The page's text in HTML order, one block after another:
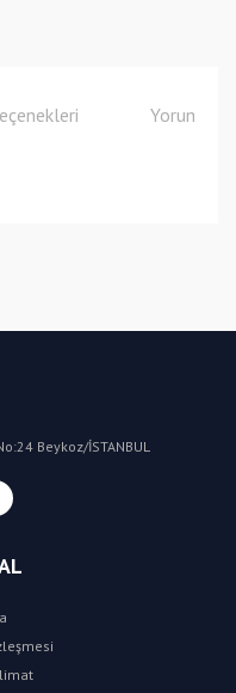
Yorumlar
Beykoz/İSTANBUL